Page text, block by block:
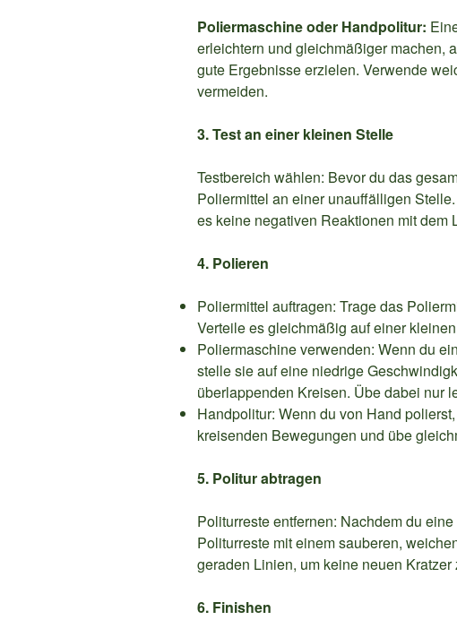
Poliermaschine oder Handpolitur:
erleichtern und gleichmäßiger machen,
gute Ergebnisse erzielen. Verwende
vermeiden.
3. Test an einer kleinen Stelle
Testbereich wählen: Bevor du das
Poliermittel an einer unauffälligen
es keine negativen Reaktionen mit dem
4. Polieren
Poliermittel auftragen: Trage das
Verteile es gleichmäßig auf einer
Poliermaschine verwenden: Wenn du
stelle sie auf eine niedrige
überlappenden Kreisen. Übe dabei nur
Handpolitur: Wenn du von Hand
kreisenden Bewegungen und übe
5. Politur abtragen
Politurreste entfernen: Nachdem du
Politurreste mit einem sauberen,
geraden Linien, um keine neuen Kratzer
6. Finishen